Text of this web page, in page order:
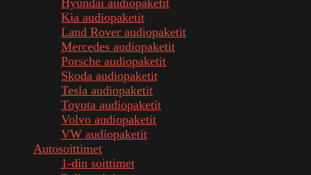
Hyundai audiopaketit
Kia audiopaketit
Land Rover audiopaketit
Mercedes audiopaketit
Porsche audiopaketit
Skoda audiopaketit
Tesla audiopaketit
Toyota audiopaketit
Volvo audiopaketit
VW audiopaketit
Autosoittimet
1-din soittimet